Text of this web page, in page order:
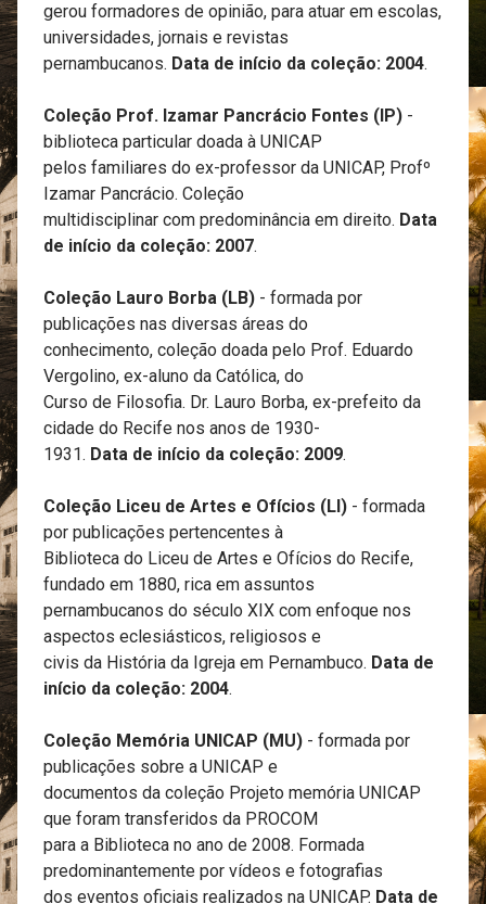
gerou formadores de opinião, para atuar em escolas,
universidades, jornais e revistas
pernambucanos. Data de início da coleção: 2004.
Coleção Prof. Izamar Pancrácio Fontes (IP) -
biblioteca particular doada à UNICAP
pelos familiares do ex-professor da UNICAP, Profº
Izamar Pancrácio. Coleção
multidisciplinar com predominância em direito. Data
de início da coleção: 2007.
Coleção Lauro Borba (LB) - formada por
publicações nas diversas áreas do
conhecimento, coleção doada pelo Prof. Eduardo
Vergolino, ex-aluno da Católica, do
Curso de Filosofia. Dr. Lauro Borba, ex-prefeito da
cidade do Recife nos anos de 1930-
1931. Data de início da coleção: 2009.
Coleção Liceu de Artes e Ofícios (LI) - formada
por publicações pertencentes à
Biblioteca do Liceu de Artes e Ofícios do Recife,
fundado em 1880, rica em assuntos
pernambucanos do século XIX com enfoque nos
aspectos eclesiásticos, religiosos e
civis da História da Igreja em Pernambuco. Data de
início da coleção: 2004.
Coleção Memória UNICAP (MU) - formada por
publicações sobre a UNICAP e
documentos da coleção Projeto memória UNICAP
que foram transferidos da PROCOM
para a Biblioteca no ano de 2008. Formada
predominantemente por vídeos e fotografias
dos eventos oficiais realizados na UNICAP. Data de